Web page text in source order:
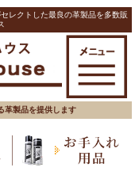
レクトした最良の革製品を多数販
革製品を提供します